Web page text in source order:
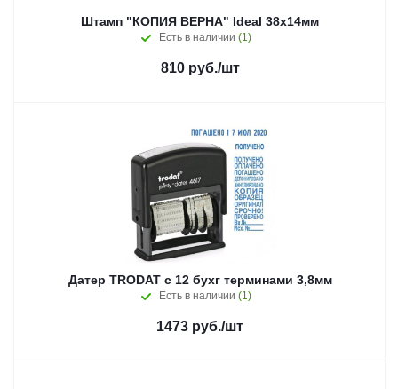
Штамп "КОПИЯ ВЕРНА" Ideal 38х14мм
Есть в наличии (1)
810руб./шт
Датер TRODAT с 12 бухг терминами 3,8мм
Есть в наличии (1)
1473 руб./шт